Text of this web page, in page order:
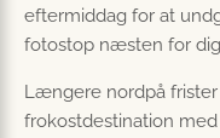
eftermiddag for at
fotostop næsten for
Længere nordpå frister
frokostdestination